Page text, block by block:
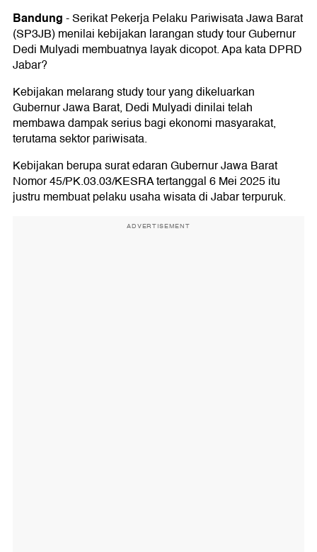
Bandung-Serikat Pekerja Pelaku Pariwisata Jawa Barat
(SP3JB) menilai kebijakan larangan study tour Gubernur
Dedi Mulyadi membuatnya layak dicopot. Apa kata DPRD
Jabar?
Kebijakan melarang study tour yang dikeluarkan
Gubernur Jawa Barat, Dedi Mulyadi dinilai telah
membawa dampak serius bagi ekonomi masyarakat,
terutama sektor pariwisata.
Kebijakan berupa surat edaran Gubernur Jawa Barat
Nomor 45/PK.03.03/KESRA tertanggal 6 Mei 2025 itu
justru membuat pelaku usaha wisata di Jabar terpuruk.
ADVERTISEMENT